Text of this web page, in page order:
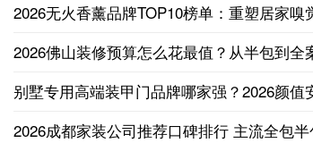
2026无火香薰品牌TOP10榜单：重塑居家
2026佛山装修预算怎么花最值？从半包到
别墅专用高端装甲门品牌哪家强？2026颜
2026成都家装公司推荐口碑排行 主流全包